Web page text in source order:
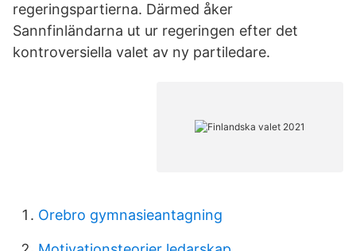
regeringspartierna. Därmed åker
Sannfinländarna ut ur regeringen efter det
kontroversiella valet av ny partiledare.
Orebro gymnasieantagning